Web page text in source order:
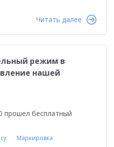
Читать далее
режим в
нашей
прошел бесплатный
Маркировка